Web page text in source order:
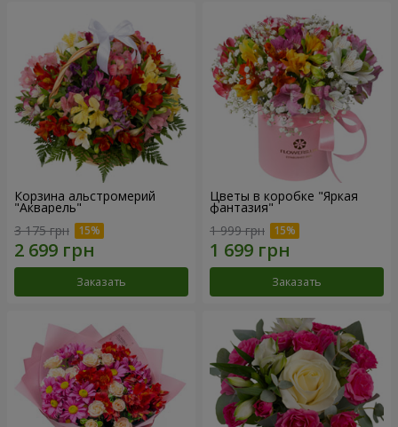
Корзина альстромерий
"Акварель"
3 175 грн
Заказать
Цветы в коробке "Яркая
фантазия"
1 999 грн
Заказать